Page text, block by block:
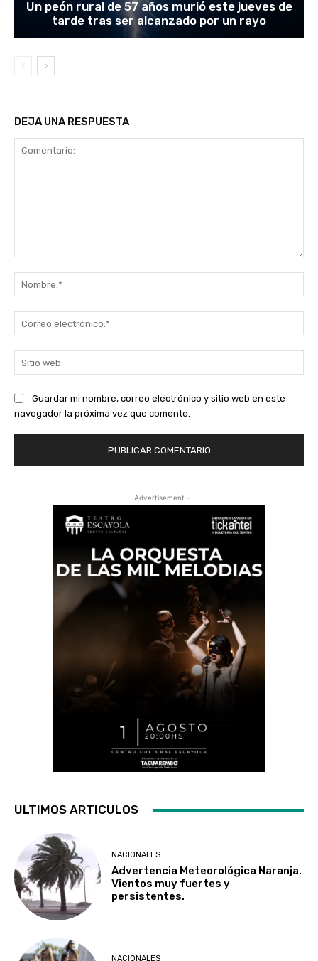
Un peón rural de 57 años murió este jueves de
tarde tras ser alcanzado por un rayo
DEJA UNA RESPUESTA
Guardar mi nombre, correo electrónico y sitio web en este
navegador la próxima vez que comente.
- Advertisement -
ULTIMOS ARTICULOS
NACIONALES
Advertencia Meteorológica Naranja.
Vientos muy fuertes y
persistentes.
NACIONALES